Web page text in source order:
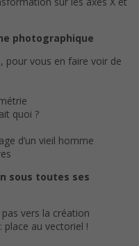
photographique
pour vous en faire voir de
quoi ?
d’un vieil homme
sous toutes ses
vers la création
place au vectoriel !